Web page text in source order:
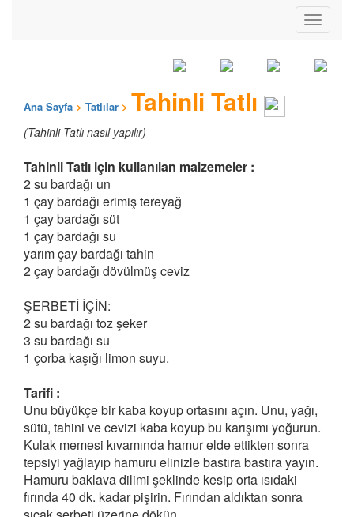
Toggle
Ana Sayfa > Tatlılar > Tahinli Tatlı
(Tahinli Tatlı nasıl yapılır)
Tahinli Tatlı için kullanılan malzemeler :
2 su bardağı un
1 çay bardağı erimiş tereyağ
1 çay bardağı süt
1 çay bardağı su
yarım çay bardağı tahin
2 çay bardağı dövülmüş ceviz
ŞERBETİ İÇİN:
2 su bardağı toz şeker
3 su bardağı su
1 çorba kaşığı limon suyu.
Tarifi :
Unu büyükçe bir kaba koyup ortasını açın. Unu, yağı,
sütü, tahini ve cevizi kaba koyup bu karışımı yoğurun.
Kulak memesi kıvamında hamur elde ettikten sonra
tepsiyi yağlayıp hamuru elinizle bastıra bastıra yayın.
Hamuru baklava dilimi şeklinde kesip orta ısıdaki
fırında 40 dk. kadar pişirin. Fırından aldıktan sonra